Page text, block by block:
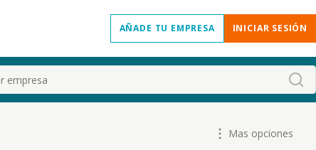
AÑADE TU EMPRESA INICIAR SESIÓN
Mas opciones